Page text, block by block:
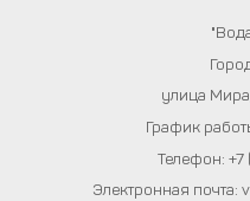
улица
График
Телефон:
Электронная почта: